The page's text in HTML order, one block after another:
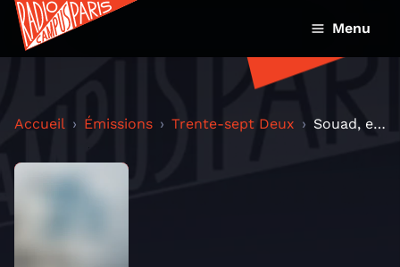
Menu
Accueil Émissions Trente-sept Deux Souad, entre l'Algérie et la France